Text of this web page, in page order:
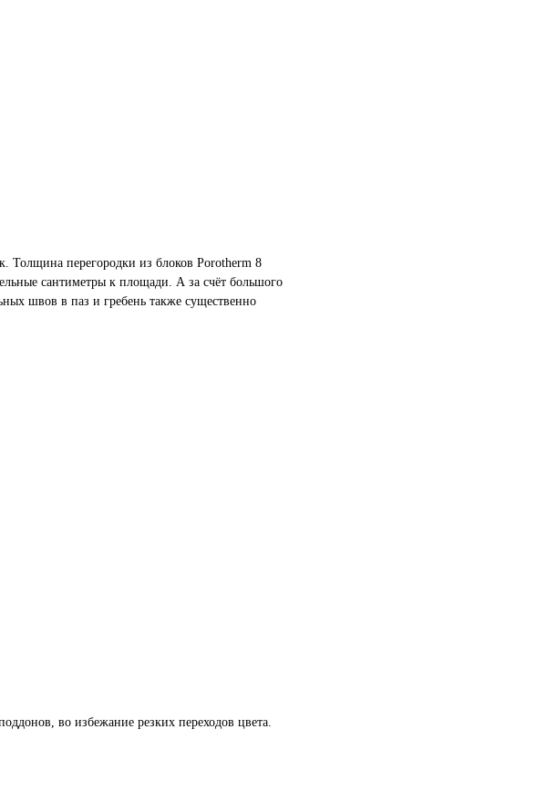
Толщина перегородки из блоков Porotherm 8
сантиметры к площади. А за счёт большого
швов в паз и гребень также существенно
во избежание резких переходов цвета.